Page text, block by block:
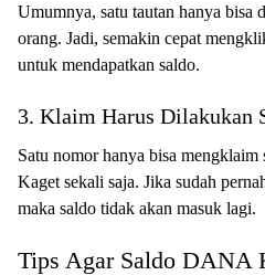
Umumnya, satu tautan hanya bisa
orang. Jadi, semakin cepat
untuk mendapatkan saldo.
3. Klaim Harus Dilakukan
Satu nomor hanya bisa
Kaget sekali saja. Jika sudah
maka saldo tidak akan masuk lagi.
Tips Agar Saldo DANA